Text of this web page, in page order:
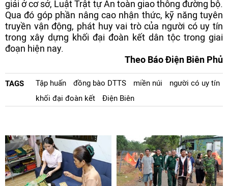
giải ở cơ sở, Luật Trật tự An toàn giao thông đường bộ.
Qua đó góp phần nâng cao nhận thức, kỹ năng tuyên
truyền vận động, phát huy vai trò của người có uy tín
trong xây dựng khối đại đoàn kết dân tộc trong giai
đoạn hiện nay.
Theo Báo Điện Biên Phủ
TAGS Tập huấn đồng bào DTTS miền núi
người có uy tín
khối đại đoàn kết
Điện Biên